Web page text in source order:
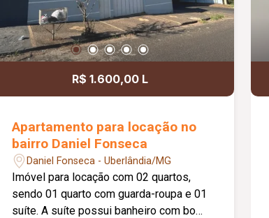
R$ 1.600,00 L
Apartamento para locação no
bairro Daniel Fonseca
Daniel Fonseca - Uberlândia/MG
Imóvel para locação com 02 quartos,
sendo 01 quarto com guarda-roupa e 01
suíte. A suíte possui banheiro com box